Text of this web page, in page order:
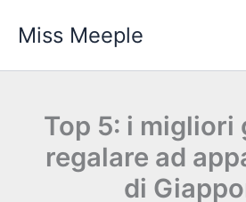
Miss Meeple
Top 5: i migliori
regalare ad
di